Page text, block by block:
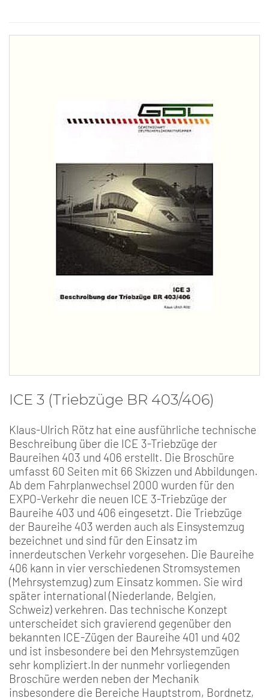
ICE 3 (Triebzüge BR 403/406)
Klaus-Ulrich Rötz hat eine ausführliche technische
Beschreibung über die ICE 3-Triebzüge der
Baureihen 403 und 406 erstellt. Die Broschüre
umfasst 60 Seiten mit 66 Skizzen und Abbildungen.
Ab dem Fahrplanwechsel 2000 wurden für den
EXPO-Verkehr die neuen ICE 3-Triebzüge der
Baureihe 403 und 406 eingesetzt. Die Triebzüge
der Baureihe 403 werden auch als Einsystemzug
bezeichnet und sind für den Einsatz im
innerdeutschen Verkehr vorgesehen. Die Baureihe
406 kann in vier verschiedenen Stromsystemen
(Mehrsystemzug) zum Einsatz kommen. Sie wird
später international (Niederlande, Belgien,
Schweiz) verkehren. Das technische Konzept
unterscheidet sich gravierend gegenüber den
bekannten ICE-Zügen der Baureihe 401 und 402
und ist insbesondere bei den Mehrsystemzügen
sehr kompliziert.In der nunmehr vorliegenden
Broschüre werden neben der Mechanik
insbesondere die Bereiche Hauptstrom, Bordnetz,